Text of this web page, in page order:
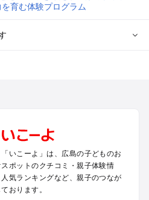
北のプールお出かけ
ト
いこーよ」は、広島の子どものお
ポットのクチコミ・親子体験情
気ランキングなど、親子のつなが
おります。